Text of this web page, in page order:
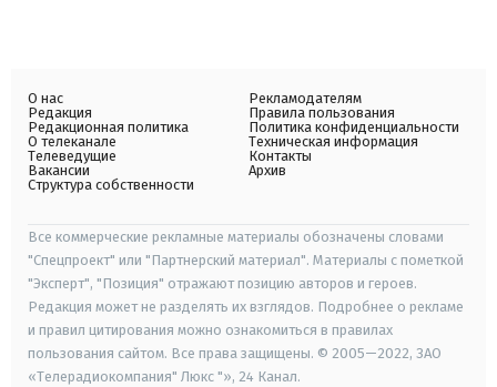
О нас
Редакция
Редакционная политика
О телеканале
Телеведущие
Вакансии
Структура собственности
Рекламодателям
Правила пользования
Политика конфиденциальности
Техническая информация
Контакты
Архив
Все коммерческие рекламные материалы обозначены словами
"Спецпроект" или "Партнерский материал". Материалы с пометкой
"Эксперт", "Позиция" отражают позицию авторов и героев.
Редакция может не разделять их взглядов. Подробнее о рекламе
и правил цитирования можно ознакомиться в правилах
пользования сайтом. Все права защищены. © 2005—2022, ЗАО
«Телерадиокомпания" Люкс "», 24 Канал.